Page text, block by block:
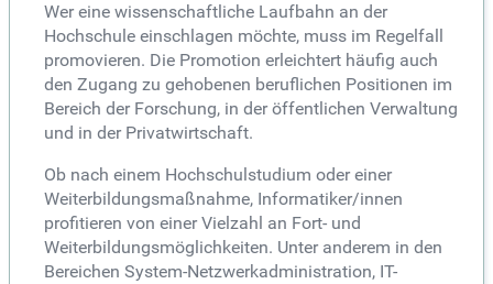
Wer eine wissenschaftliche Laufbahn an der
Hochschule einschlagen möchte, muss im Regelfall
promovieren. Die Promotion erleichtert häufig auch
den Zugang zu gehobenen beruflichen Positionen im
Bereich der Forschung, in der öffentlichen Verwaltung
und in der Privatwirtschaft.
Ob nach einem Hochschulstudium oder einer
Weiterbildungsmaßnahme, Informatiker/innen
profitieren von einer Vielzahl an Fort- und
Weiterbildungsmöglichkeiten. Unter anderem in den
Bereichen System-Netzwerkadministration, IT-